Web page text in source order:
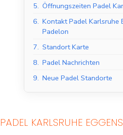
5. Öffnungszeiten Padel
6. Kontakt Padel Karlsruhe
Padelon
7. Standort Karte
8. Padel Nachrichten
9. Neue Padel Standorte
PADEL KARLSRUHE